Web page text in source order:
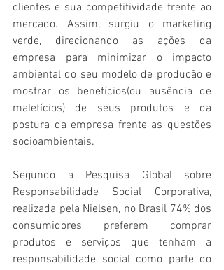
clientes e sua competitividade frente ao
mercado. Assim, surgiu o marketing
verde, direcionando as ações da
empresa para minimizar o impacto
ambiental do seu modelo de produção e
mostrar os benefícios(ou ausência de
malefícios) de seus produtos e da
postura da empresa frente as questões
socioambientais.
Segundo a Pesquisa Global sobre
Responsabilidade Social Corporativa,
realizada pela Nielsen, no Brasil 74% dos
consumidores preferem comprar
produtos e serviços que tenham a
responsabilidade social como parte do